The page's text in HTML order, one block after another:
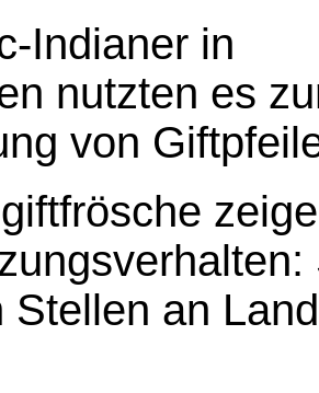
Indianer in
nutzten es
von
Stellen an